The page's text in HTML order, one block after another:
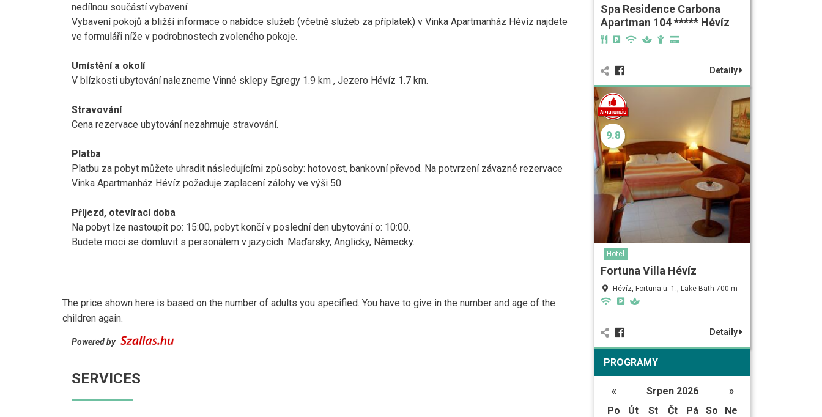
nedílnou součástí vybavení.
Vybavení pokojů a bližší informace o nabídce služeb (včetně služeb za příplatek) v Vinka Apartmanház Hévíz najdete
ve formuláři níže v podrobnostech zvoleného pokoje.
Umístění a okolí
V blízkosti ubytování nalezneme Vinné sklepy Egregy 1.9 km , Jezero Hévíz 1.7 km.
Stravování
Cena rezervace ubytování nezahrnuje stravování.
Platba
Platbu za pobyt můžete uhradit následujícími způsoby: hotovost, bankovní převod. Na potvrzení závazné rezervace
Vinka Apartmanház Hévíz požaduje zaplacení zálohy ve výši 50.
Příjezd, otevírací doba
Na pobyt lze nastoupit po: 15:00, pobyt končí v poslední den ubytování o: 10:00.
Budete moci se domluvit s personálem v jazycích: Maďarsky, Anglicky, Německy.
The price shown here is based on the number of adults you specified. You have to give in the number and age of the
children again.
Powered by
SERVICES
Spa Residence Carbona
Apartman 104 ***** Hévíz
Detaily
9.8
Hotel
Fortuna Villa Hévíz
Hévíz, Fortuna u. 1., Lake Bath 700 m
Detaily
PROGRAMY
« Srpen 2026
»
Po
Út St Čt Pá So
Ne